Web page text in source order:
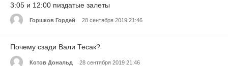
3:05 и 12:00 пиздатые залеты
Горшков Гордей 28 сентября 2019 21:46
Почему сзади Вали Тесак?
Котов Дональд 28 сентября 2019 21:46